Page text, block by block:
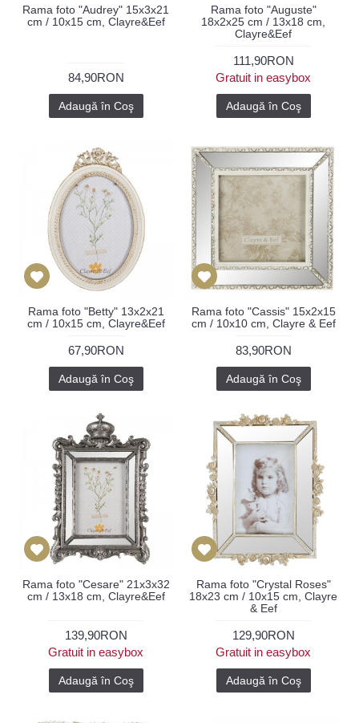
Rama foto "Audrey" 15x3x21
cm / 10x15 cm, Clayre&Eef
84,90RON
Adaugă în Coş
Rama foto "Auguste"
18x2x25 cm / 13x18 cm,
Clayre&Eef
111,90RON
Gratuit in easybox
Adaugă în Coş
Rama foto "Betty" 13x2x21
cm / 10x15 cm, Clayre&Eef
67,90RON
Adaugă în Coş
Rama foto "Cassis" 15x2x15
cm / 10x10 cm, Clayre & Eef
83,90RON
Adaugă în Coş
Rama foto "Cesare" 21x3x32
cm / 13x18 cm, Clayre&Eef
139,90RON
Gratuit in easybox
Adaugă în Coş
Rama foto "Crystal Roses"
18x23 cm / 10x15 cm, Clayre
& Eef
129,90RON
Gratuit in easybox
Adaugă în Coş